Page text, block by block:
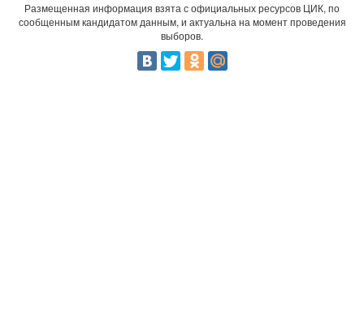
Размещенная информация взята с официальных ресурсов ЦИК, по
сообщенным кандидатом данным, и актуальна на момент проведения
выборов.